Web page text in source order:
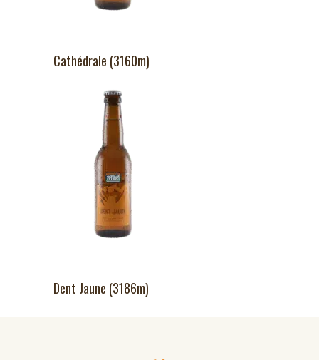
Cathédrale (3160m)
Dent Jaune (3186m)